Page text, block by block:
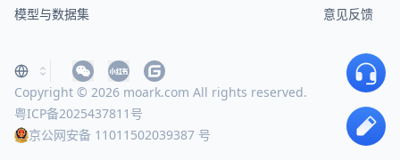
模型与数据集 意见反馈
Copyright © 2026 moark.com All rights reserved.
粤ICP备2025437811号
京公网安备 11011502039387 号